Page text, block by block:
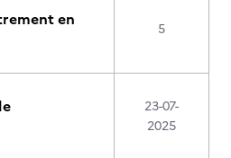
en
5
23-07-
2025